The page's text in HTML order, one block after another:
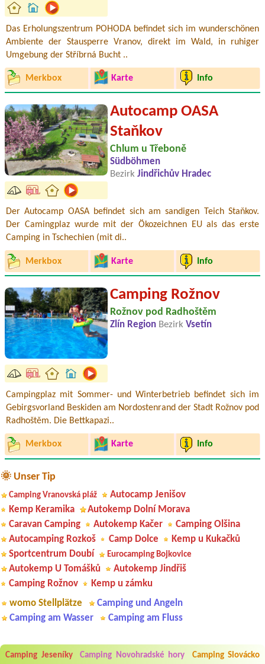
Das Erholungszentrum POHODA befindet sich im wunderschönen
Ambiente der Stausperre Vranov, direkt im Wald, in ruhiger
Umgebung der Stříbrná Bucht ..
Merkbox Karte Info
Autocamp OASA
Staňkov
Chlum u Třeboně
Südböhmen
Bezirk Jindřichův Hradec
Der Autocamp OASA befindet sich am sandigen Teich Staňkov.
Der Camingplaz wurde mit der Ökozeichnen EU als das erste
Camping in Tschechien (mit di..
Merkbox Karte Info
Camping Rožnov
Rožnov pod Radhoštěm
Zlín Region Bezirk Vsetín
Campingplaz mit Sommer- und Winterbetrieb befindet sich im
Gebirgsvorland Beskiden am Nordostenrand der Stadt Rožnov pod
Radhoštěm. Die Bettkapazi..
Merkbox Karte Info
🌞 Unser Tip
Camping Vranovská pláž
Autocamp Jenišov
Kemp Keramika
Autokemp Dolní Morava
Caravan Camping
Autokemp Kačer
Camping Olšina
Autocamping Rozkoš
Camp Dolce
Kemp u Kukačků
Sportcentrum Doubí
Eurocamping Bojkovice
Autokemp U Tomášků
Autokemp Jindřiš
Camping Rožnov
Kemp u zámku
womo Stellplätze
Camping und Angeln
Camping am Wasser
Camping am Fluss
Camping Jeseníky Camping Novohradské hory
Camping Slovácko